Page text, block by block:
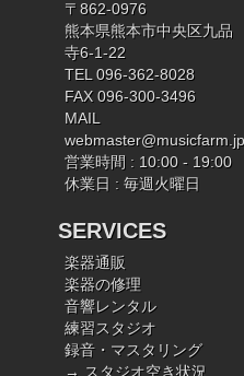
〒862-0976
熊本県熊本市中央区九品
寺6-1-22
TEL 096-362-8028
FAX 096-300-3496
MAIL
webmaster@musicfarm.jp
営業時間 : 10:00 - 19:00
休業日 : 毎週火曜日
SERVICES
楽器通販
楽器の修理
音響レンタル
練習スタジオ
録音・マスタリング
→ スタジオ空き状況